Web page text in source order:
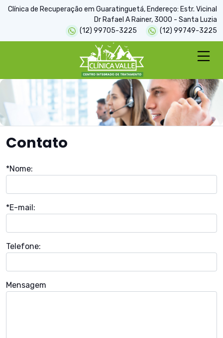
Clínica de Recuperação em Guaratinguetá, Endereço: Estr. Vicinal
Dr Rafael A Rainer, 3000 - Santa Luzia
(12) 99705-3225
(12) 99749-3225
Contato
*Nome:
*E-mail:
Telefone:
Mensagem